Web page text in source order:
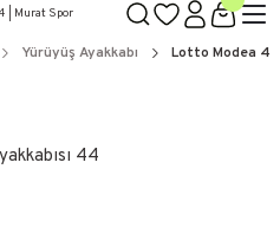
Yürüyüş Ayakkabı Lotto Modea
44